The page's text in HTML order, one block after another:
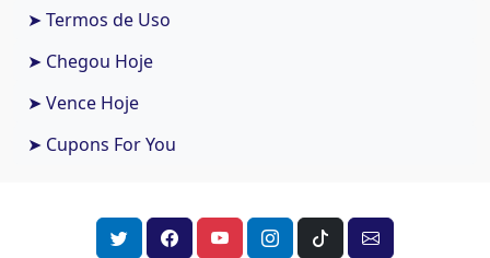
➤ Termos de Uso
➤ Chegou Hoje
➤ Vence Hoje
➤ Cupons For You